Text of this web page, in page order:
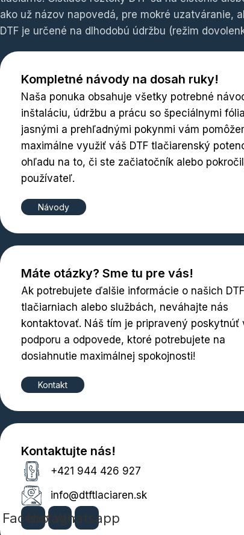
ako už názov napovedá, pre mokré uzatváranie,
DTF je určené na dlhodobú údržbu (režim
Kompletné návody na dosah ruky!
Naša ponuka obsahuje všetky potrebné
inštaláciu, údržbu a prácu so špeciálnymi
jasnými a prehľadnými pokynmi vám
maximálne využiť váš DTF tlačiarenský
ohľadu na to, či ste začiatočník alebo
používateľ.
Návody
Máte otázky? Sme tu pre vás!
Ak potrebujete ďalšie informácie o našich DTF
tlačiarniach alebo službách, neváhajte nás
kontaktovať. Náš tím je pripravený poskytnúť
podporu a odpovede, ktoré potrebujete na
dosiahnutie maximálnej spokojnosti!
Kontakt
Kontaktujte nás!
+421 944 426 927
info@dtftlaciaren.sk
FacebookInstagramWhatsapp